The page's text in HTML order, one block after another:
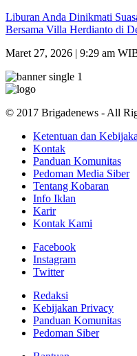
Liburan Anda Dinikmati
Bersama Villa Herdianto di
Maret 27, 2026 | 9:29 am
© 2017 Brigadenews - All
Ketentuan dan
Kontak
Panduan Komunitas
Pedoman Media Siber
Tentang Kobaran
Info Iklan
Karir
Kontak Kami
Facebook
Instagram
Twitter
Redaksi
Kebijakan Privacy
Panduan Komunitas
Pedoman Siber